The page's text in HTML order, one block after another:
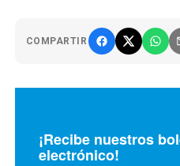
COMPARTIR